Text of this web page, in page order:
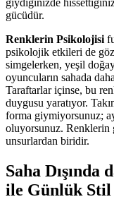
giydiğinizde
gücüdür.
Renklerin Psikolojisi
psikolojik etkileri de
simgelerken, yeşil
oyuncuların sahada
Taraftarlar içinse, bu
duygusu yaratıyor.
forma giymiyorsunuz;
oluyorsunuz. Renklerin
unsurlardan biridir.
Saha Dışında
ile Günlük Stil